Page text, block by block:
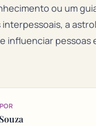
ou um
a
influenciar pessoas